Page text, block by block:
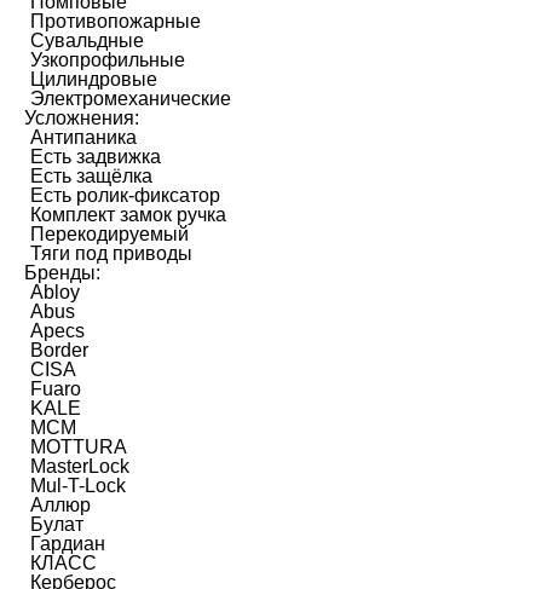
Противопожарные
Сувальдные
Узкопрофильные
Цилиндровые
Электромеханические
Усложнения:
Антипаника
Есть задвижка
Есть защёлка
Есть ролик-фиксатор
Комплект замок ручка
Перекодируемый
Тяги под приводы
Бренды:
Abloy
Abus
Apecs
Border
CISA
Fuaro
KALE
MCM
MOTTURA
MasterLock
Mul-T-Lock
Аллюр
Булат
Гардиан
КЛАСС
Керберос